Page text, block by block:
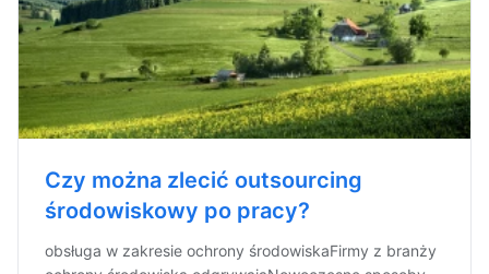
Czy można zlecić outsourcing
środowiskowy po pracy?
obsługa w zakresie ochrony środowiskaFirmy z branży